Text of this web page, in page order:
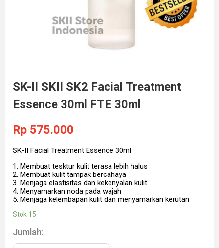
SK-II SKII SK2 Facial Treatment
Essence 30ml FTE 30ml
Rp 575.000
SK-II Facial Treatment Essence 30ml
1. Membuat tesktur kulit terasa lebih halus
2. Membuat kulit tampak bercahaya
3. Menjaga elastisitas dan kekenyalan kulit
4. Menyamarkan noda pada wajah
5. Menjaga kelembapan kulit dan menyamarkan kerutan
Stok 15
Jumlah: